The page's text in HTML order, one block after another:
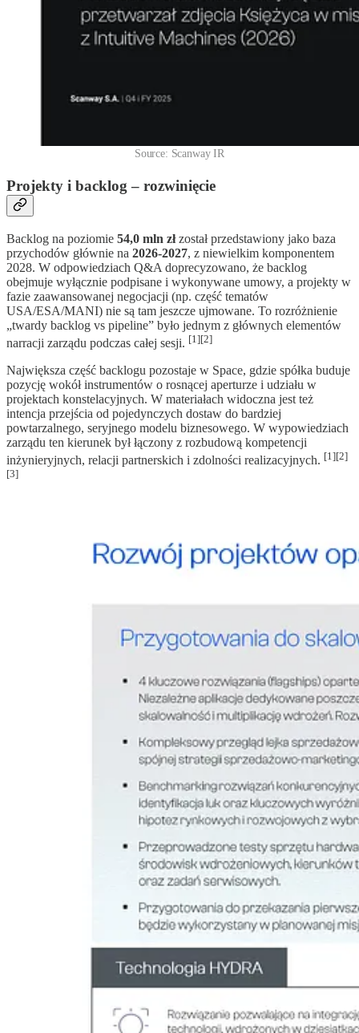
Source: Scanway IR
Projekty i backlog – rozwinięcie
Backlog na poziomie 54,0 mln złzostał przedstawiony jako baza
przychodów głównie na 2026-2027, z niewielkim komponentem
2028. W odpowiedziach Q&A doprecyzowano, że backlog
obejmuje wyłącznie podpisane i wykonywane umowy, a projekty w
fazie zaawansowanej negocjacji (np. część tematów
USA/ESA/MANI) nie są tam jeszcze ujmowane. To rozróżnienie
„twardy backlog vs pipeline” było jednym z głównych elementów
narracji zarządu podczas całej sesji. [1][2]
Największa część backlogu pozostaje w Space, gdzie spółka buduje
pozycję wokół instrumentów o rosnącej aperturze i udziału w
projektach konstelacyjnych. W materiałach widoczna jest też
intencja przejścia od pojedynczych dostaw do bardziej
powtarzalnego, seryjnego modelu biznesowego. W wypowiedziach
zarządu ten kierunek był łączony z rozbudową kompetencji
inżynieryjnych, relacji partnerskich i zdolności realizacyjnych. [1][2]
[3]